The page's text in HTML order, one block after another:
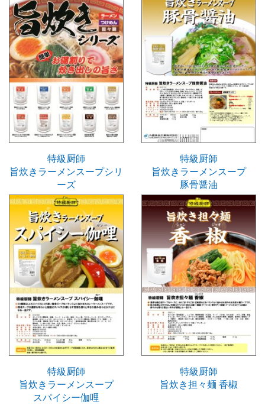
特級厨師
旨炊きラーメンスープシリ
ーズ
特級厨師
旨炊きラーメンスープ
豚骨醤油
特級厨師
旨炊きラーメンスープ
スパイシー伽哩
特級厨師
旨炊き担々麺 香椒